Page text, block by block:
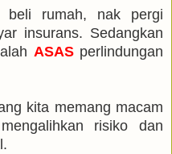
beli rumah, nak pergi
insurans. Sedangkan
ASAS perlindungan
kita memang macam
risiko dan